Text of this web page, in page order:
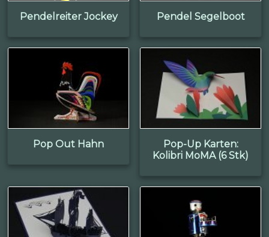
Pendelreiter Jockey Pendel Segelboot
Pop Out Hahn
Pop-Up Karten:
Kolibri MoMA (6 Stk)